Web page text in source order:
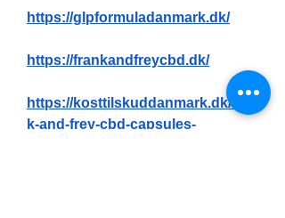
https://glpformuladanmark.dk/
https://frankandfreycbd.dk/
https://kosttilskuddanmark.dk/fran
k-and-frey-cbd-capsules-